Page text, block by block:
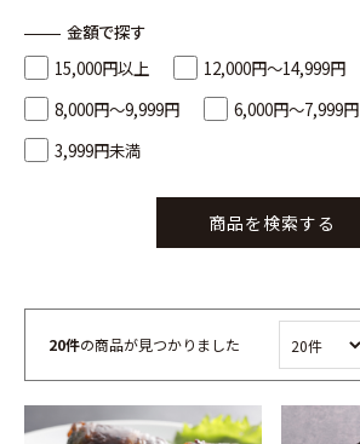
金額で探す
15,000円以上
12,000円～14,999円
8,000円～9,999円
6,000円～7,999円
3,999円未満
商品を検索する
20件の商品が見つかりました